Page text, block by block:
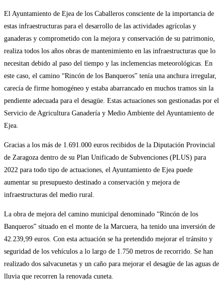
El Ayuntamiento de Ejea de los Caballeros consciente de la importancia de
estas infraestructuras para el desarrollo de las actividades agrícolas y
ganaderas y comprometido con la mejora y conservación de su patrimonio,
realiza todos los años obras de mantenimiento en las infraestructuras que lo
necesitan debido al paso del tiempo y las inclemencias meteorológicas. En
este caso, el camino “Rincón de los Banqueros” tenía una anchura irregular,
carecía de firme homogéneo y estaba abarrancado en muchos tramos sin la
pendiente adecuada para el desagüe. Estas actuaciones son gestionadas por el
Servicio de Agricultura Ganadería y Medio Ambiente del Ayuntamiento de
Ejea.
Gracias a los más de 1.691.000 euros recibidos de la Diputación Provincial
de Zaragoza dentro de su Plan Unificado de Subvenciones (PLUS) para
2022 para todo tipo de actuaciones, el Ayuntamiento de Ejea puede
aumentar su presupuesto destinado a conservación y mejora de
infraestructuras del medio rural.
La obra de mejora del camino municipal denominado “Rincón de los
Banqueros” situado en el monte de la Marcuera, ha tenido una inversión de
42.239,99 euros. Con esta actuación se ha pretendido mejorar el tránsito y
seguridad de los vehículos a lo largo de 1.750 metros de recorrido. Se han
realizado dos salvacunetas y un caño para mejorar el desagüe de las aguas de
lluvia que recorren la renovada cuneta.